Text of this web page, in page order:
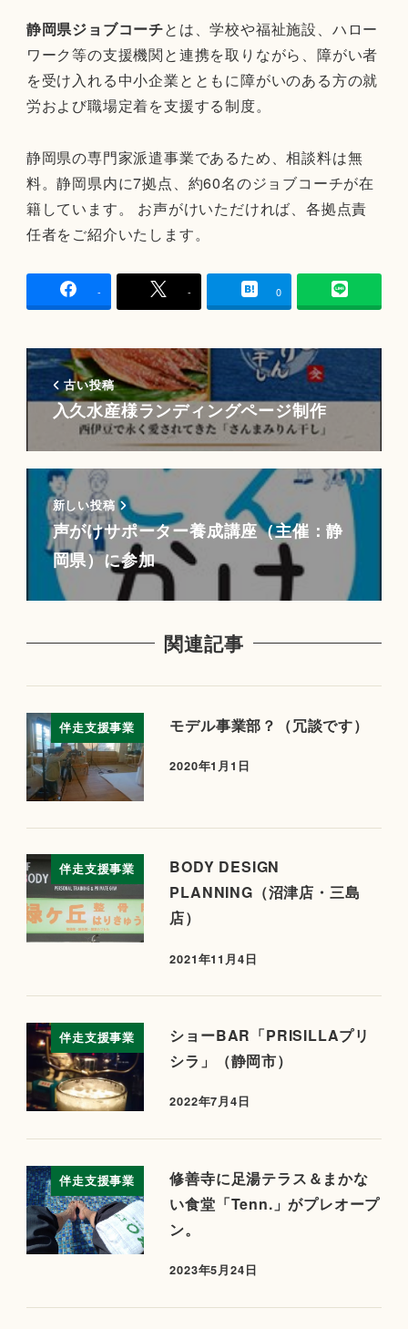
静岡県ジョブコーチとは、学校や福祉施設、ハロー
ワーク等の支援機関と連携を取りながら、障がい者
を受け入れる中小企業とともに障がいのある方の就
労および職場定着を支援する制度。
静岡県の専門家派遣事業であるため、相談料は無
料。静岡県内に7拠点、約60名のジョブコーチが在
籍しています。 お声がけいただければ、各拠点責
任者をご紹介いたします。
- - 0
古い投稿
入久水産様ランディングページ制作
新しい投稿
声がけサポーター養成講座（主催：静
岡県）に参加
関連記事
伴走支援事業 モデル事業部？（冗談です）
2020年1月1日
伴走支援事業
BODY DESIGN
PLANNING（沼津店・三島
店）
2021年11月4日
伴走支援事業
ショーBAR「PRISILLAプリ
シラ」（静岡市）
2022年7月4日
伴走支援事業
修善寺に足湯テラス＆まかな
い食堂「Tenn.」がプレオープ
ン。
2023年5月24日